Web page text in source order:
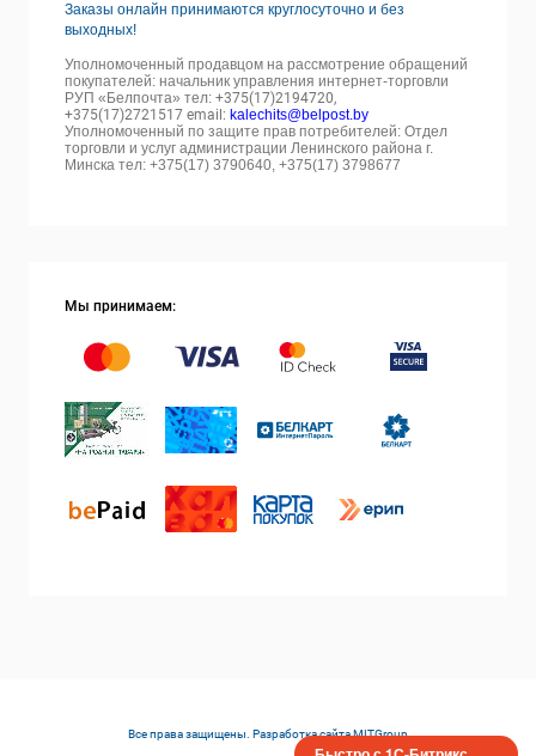
Заказы онлайн принимаются круглосуточно и без
выходных!
Уполномоченный продавцом на рассмотрение обращений
покупателей: начальник управления интернет-торговли
РУП «Белпочта» тел: +375(17)2194720,
+375(17)2721517 email: kalechits@belpost.by
Уполномоченный по защите прав потребителей: Отдел
торговли и услуг администрации Ленинского района г.
Минска тел: +375(17) 3790640, +375(17) 3798677
Мы принимаем:
Все права защищены. Разработка сайтаMITGroup